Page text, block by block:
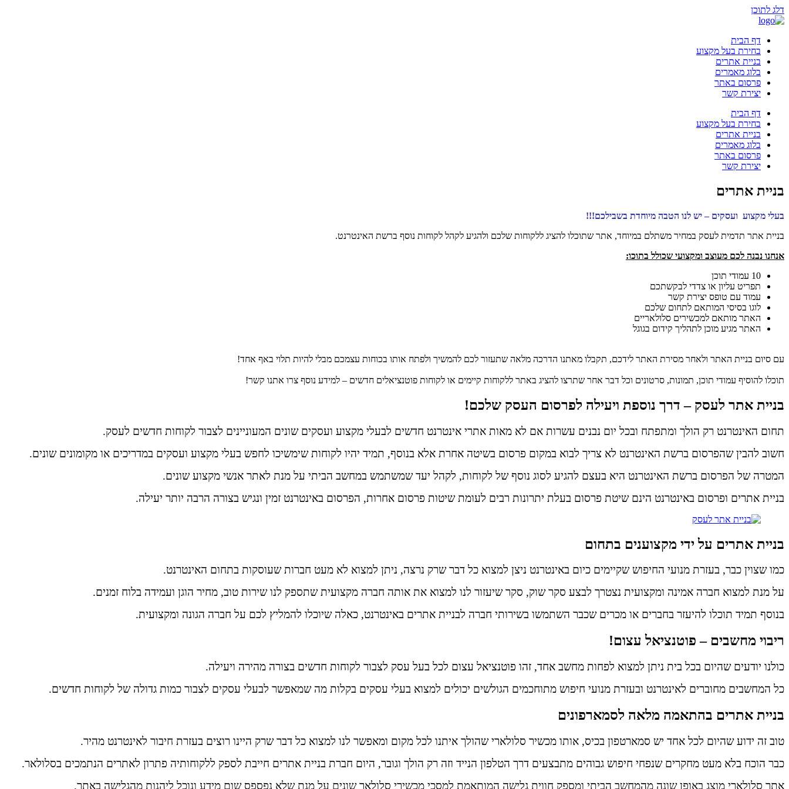
דלג לתוכן
דף הבית
בחירת בעל מקצוע
בניית אתרים
בלוג מאמרים
פרסום באתר
יצירת קשר
דף הבית
בחירת בעל מקצוע
בניית אתרים
בלוג מאמרים
פרסום באתר
יצירת קשר
בניית אתרים
בעלי מקצוע ועסקים – יש לנו הטבה מיוחדת בשבילכם!!!
בניית אתר תדמית לעסק במחיר משתלם במיוחד, אתר שתוכלו להציג ללקוחות שלכם ולהגיע לקהל לקוחות נוסף ברשת האינטרנט.
אנחנו נבנה לכם מעוצב ומקצועי שכולל בתוכו:
10 עמודי תוכן
תפריט עליון או צדדי לבקשתכם
עמוד עם טופס יצירת קשר
לוגו בסיסי המותאם לתחום שלכם
האתר מותאם למכשירים סלולאריים
האתר מגיע מוכן לתהליך קידום בגוגל
עם סיום בניית האתר ולאחר מסירת האתר לידכם, תקבלו מאתנו הדרכה מלאה שתעזור לכם להמשיך ולפתח אותו בכוחות עצמכם מבלי להיות תלוי באף אחד!
תוכלו להוסיף עמודי תוכן, תמונות, סרטונים וכל דבר אחר שתרצו להציג באתר ללקוחות קיימים או לקוחות פוטנציאלים חדשים – למידע נוסף צרו אתנו קשר!
בניית אתר לעסק – דרך נוספת ויעילה לפרסום העסק שלכם!
תחום האינטרנט רק הולך ומתפתח ובכל יום נבנים עשרות אם לא מאות אתרי אינטרנט חדשים לבעלי מקצוע ועסקים שונים המעוניינים לצבור לקוחות חדשים לעסק.
חשוב להבין שהפרסום ברשת האינטרנט לא צריך לבוא במקום פרסום בשיטה אחרת אלא בנוסף, תמיד יהיו לקוחות שימשיכו לחפש בעלי מקצוע ועסקים במדריכים או מקומונים שונים.
המטרה של הפרסום ברשת האינטרנט היא בעצם להגיע לסוג נוסף של לקוחות, לקהל יעד שמשתמש במחשב הביתי על מנת לאתר אנשי מקצוע שונים.
בניית אתרים ופרסום באינטרנט הינם שיטת פרסום בעלת יתרונות רבים לעומת שיטות פרסום אחרות, הפרסום באינטרנט זמין ונגיש בצורה הרבה יותר יעילה.
בניית אתרים על ידי מקצוענים בתחום
כמו שצוין כבר, בעזרת מנועי החיפוש שקיימים כיום באינטרנט ניצן למצוא כל דבר שרק נרצה, ניתן למצוא לא מעט חברות שעוסקות בתחום האינטרנט.
על מנת למצוא חברה אמינה ומקצועית נצטרך לבצע סקר שוק, סקר שיעזור לנו למצוא את אותה חברה מקצועית שתספק לנו שירות טוב, מחיר הוגן ועמידה בלוח זמנים.
בנוסף תמיד תוכלו להיעזר בחברים או מכרים שכבר השתמשו בשירותי חברה לבניית אתרים באינטרנט, כאלה שיוכלו להמליץ לכם על חברה הגונה ומקצועית.
ריבוי מחשבים – פוטנציאל עצום!
כולנו יודעים שהיום בכל בית ניתן למצוא לפחות מחשב אחד, זהו פוטנציאל עצום לכל בעל עסק לצבור לקוחות חדשים בצורה מהירה ויעילה.
כל המחשבים מחוברים לאינטרנט ובעזרת מנועי חיפוש מתוחכמים הגולשים יכולים למצוא בעלי עסקים בקלות מה שמאפשר לבעלי עסקים לצבור כמות גדולה של לקוחות חדשים.
בניית אתרים בהתאמה מלאה לסמארפונים
טוב זה ידוע שהיום לכל אחד יש סמארטפון בכיס, אותו מכשיר סלולארי שהולך איתנו לכל מקום ומאפשר לנו למצוא כל דבר שרק היינו רוצים בעזרת חיבור לאינטרנט מהיר.
כבר הוכח בלא מעט מחקרים שנפחי חיפוש גבוהים מתבצעים דרך הטלפון הנייד וזה רק הולך וגובר, היום חברת בניית אתרים חייבת לספק ללקוחותיה פתרון לאתרים הנתמכים בסלולאר.
אתר סלולארי מוצג באופן שונה מהמחשב הביתי ומספק חווית גלישה המותאמת למסכי מכשירי סלולאר שונים על מנת שלא נפספס שום מידע ונוכל ליהנות מהגלישה באתר.